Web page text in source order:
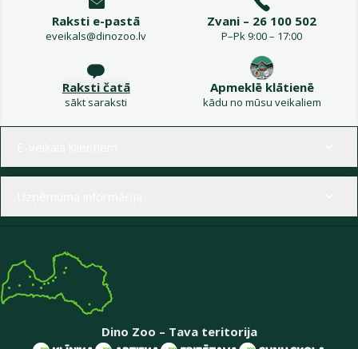
Raksti e-pastā
eveikals@dinozoo.lv
Zvani – 26 100 502
P–Pk 9:00 – 17:00
Raksti čatā
sākt saraksti
Apmeklē klātienē
kādu no mūsu veikaliem
Dino Zoo – Tava teritorija